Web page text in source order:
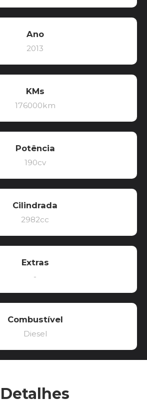
Ano
2013
KMs
176000km
Potência
190cv
Cilindrada
2982cc
Extras
-
Combustível
Diesel
Detalhes